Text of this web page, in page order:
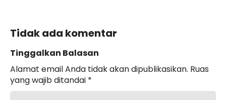
Tidak ada komentar
Tinggalkan Balasan
Alamat email Anda tidak akan dipublikasikan. Ruas
yang wajib ditandai *